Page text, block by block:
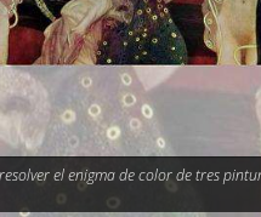
el enigma de color de tres